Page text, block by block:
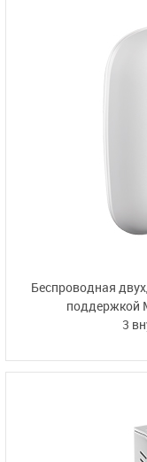
Беспроводная
поддержкой
3